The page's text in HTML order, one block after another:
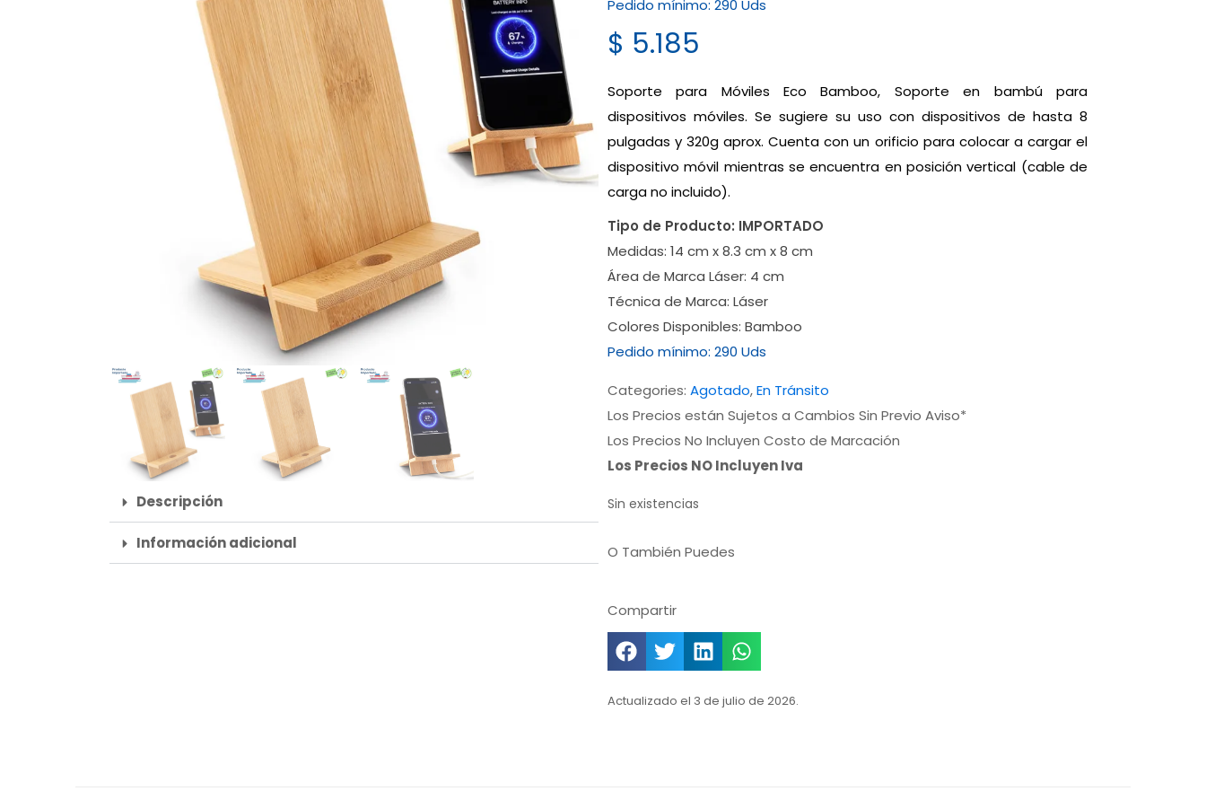
Descripción
Información adicional
Pedido mínimo: 290 Uds
$ 5.185
Soporte para Móviles Eco Bamboo, Soporte en bambú para
dispositivos móviles. Se sugiere su uso con dispositivos de hasta 8
pulgadas y 320g aprox. Cuenta con un orificio para colocar a cargar el
dispositivo móvil mientras se encuentra en posición vertical (cable de
carga no incluido).
Tipo de Producto: IMPORTADO
Medidas: 14 cm x 8.3 cm x 8 cm
Área de Marca Láser: 4 cm
Técnica de Marca: Láser
Colores Disponibles: Bamboo
Pedido mínimo: 290 Uds
Categories: Agotado,En Tránsito
Los Precios están Sujetos a Cambios Sin Previo Aviso*
Los Precios No Incluyen Costo de Marcación
Los Precios NO Incluyen Iva
Sin existencias
O También Puedes
Compartir
Actualizado el 3 de julio de 2026.